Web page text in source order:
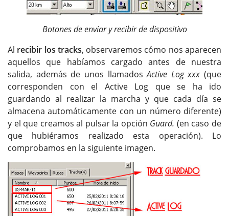
Botones de enviar y recibir de dispositivo
Al recibir los tracks, observaremos cómo nos aparecen
aquellos que habíamos cargado antes de nuestra
salida, además de unos llamadosActive Log xxx (que
corresponden con el Active Log que se ha ido
guardando al realizar la marcha y que cada día se
almacena automáticamente con un número diferente)
y el que creamos al pulsar la opción Guard. (en caso de
que hubiéramos realizado esta operación). Lo
comprobamos en la siguiente imagen.